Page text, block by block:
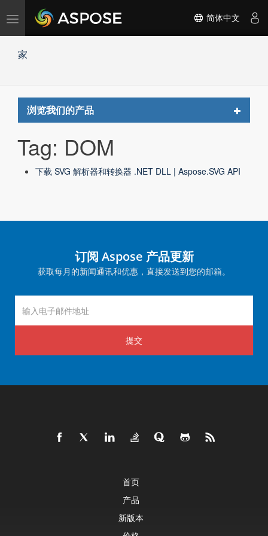
切
航
简体中文
家
浏览我们的产品
Toggle
Tag: DOM
下载 SVG 解析器和转换器 .NET DLL | Aspose.SVG API
订阅 Aspose 产品更新
获取每月的新闻通讯和优惠，直接发送到您的邮箱。
提交
首页
产品
新版本